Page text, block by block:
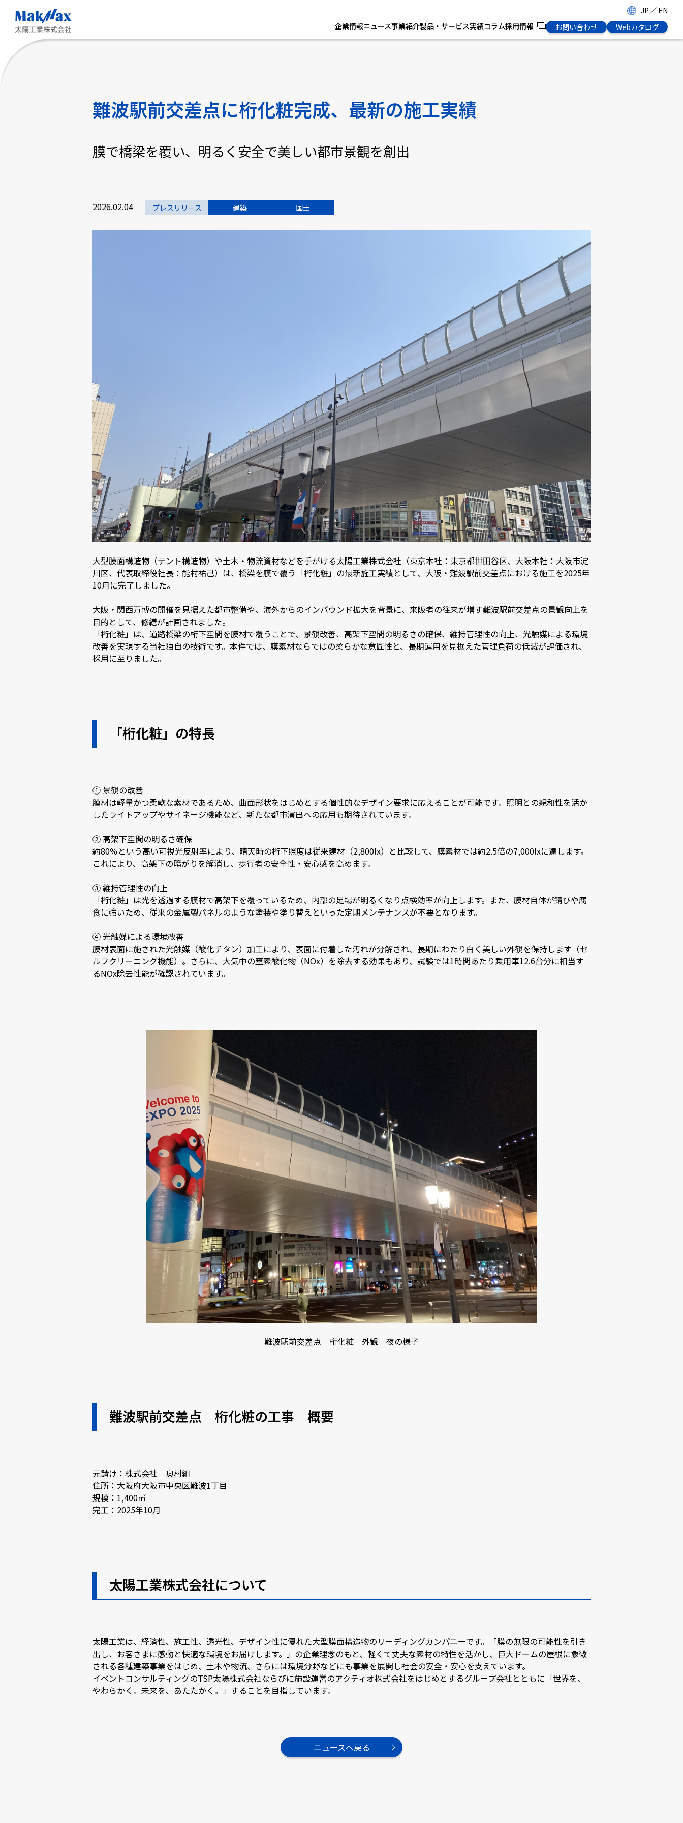
ン
ツ
JP／ EN
企業情報ニュース事業紹介製品・サービス実績コラム採用情報 お問い合わせ Webカタログ
難波駅前交差点に桁化粧完成、最新の施工実績
膜で橋梁を覆い、明るく安全で美しい都市景観を創出
2026.02.04 プレスリリース 建築 国土
大型膜面構造物（テント構造物）や土木・物流資材などを手がける太陽工業株式会社（東京本社：東京都世田谷区、大阪本社：大阪市淀
川区、代表取締役社長：能村祐己）は、橋梁を膜で覆う「桁化粧」の最新施工実績として、大阪・難波駅前交差点における施工を2025年
10月に完了しました。
大阪・関西万博の開催を見据えた都市整備や、海外からのインバウンド拡大を背景に、来阪者の往来が増す難波駅前交差点の景観向上を
目的として、修繕が計画されました。
「桁化粧」は、道路橋梁の桁下空間を膜材で覆うことで、景観改善、高架下空間の明るさの確保、維持管理性の向上、光触媒による環境
改善を実現する当社独自の技術です。本件では、膜素材ならではの柔らかな意匠性と、長期運用を見据えた管理負荷の低減が評価され、
採用に至りました。
「桁化粧」の特長
① 景観の改善
膜材は軽量かつ柔軟な素材であるため、曲面形状をはじめとする個性的なデザイン要求に応えることが可能です。照明との親和性を活か
したライトアップやサイネージ機能など、新たな都市演出への応用も期待されています。
② 高架下空間の明るさ確保
約80％という高い可視光反射率により、晴天時の桁下照度は従来建材（2,800lx）と比較して、膜素材では約2.5倍の7,000lxに達します。
これにより、高架下の暗がりを解消し、歩行者の安全性・安心感を高めます。
③ 維持管理性の向上
「桁化粧」は光を透過する膜材で高架下を覆っているため、内部の足場が明るくなり点検効率が向上します。また、膜材自体が錆びや腐
食に強いため、従来の金属製パネルのような塗装や塗り替えといった定期メンテナンスが不要となります。
④ 光触媒による環境改善
膜材表面に施された光触媒（酸化チタン）加工により、表面に付着した汚れが分解され、長期にわたり白く美しい外観を保持します（セ
ルフクリーニング機能）。さらに、大気中の窒素酸化物（NOx）を除去する効果もあり、試験では1時間あたり乗用車12.6台分に相当す
るNOx除去性能が確認されています。
難波駅前交差点 桁化粧 外観 夜の様子
難波駅前交差点 桁化粧の工事 概要
元請け：株式会社 奥村組
住所：大阪府大阪市中央区難波1丁目
規模：1,400㎡
完工：2025年10月
太陽工業株式会社について
太陽工業は、経済性、施工性、透光性、デザイン性に優れた大型膜面構造物のリーディングカンパニーです。「膜の無限の可能性を引き
出し、お客さまに感動と快適な環境をお届けします。」の企業理念のもと、軽くて丈夫な素材の特性を活かし、巨大ドームの屋根に象徴
される各種建築事業をはじめ、土木や物流、さらには環境分野などにも事業を展開し社会の安全・安心を支えています。
イベントコンサルティングのTSP太陽株式会社ならびに施設運営のアクティオ株式会社をはじめとするグループ会社とともに「世界を、
やわらかく。未来を、あたたかく。」することを目指しています。
ニュースへ戻る